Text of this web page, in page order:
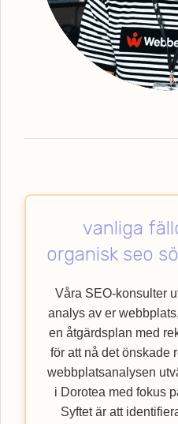
ser till att erbjuda
organiska SEO-
lösningar du
optimerar er digitala
din verksamhet
med att lyfta din
genom att nyttja vår
inom SEO. Upptäck
förbättra din
en bredare
vanliga
organisk seo
Våra SEO-konsulter
analys av er
en åtgärdsplan med
för att nå det önskade
webbplatsanalysen
i Dorotea med fokus
Syftet är att